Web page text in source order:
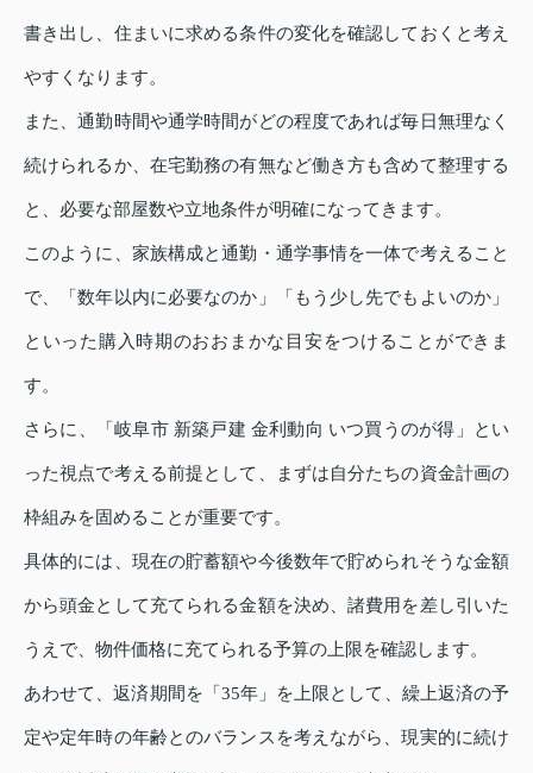
書き出し、住まいに求める条件の変化を確認しておくと考え
やすくなります。
また、通勤時間や通学時間がどの程度であれば毎日無理なく
続けられるか、在宅勤務の有無など働き方も含めて整理する
と、必要な部屋数や立地条件が明確になってきます。
このように、家族構成と通勤・通学事情を一体で考えること
で、「数年以内に必要なのか」「もう少し先でもよいのか」
といった購入時期のおおまかな目安をつけることができま
す。
さらに、「岐阜市 新築戸建 金利動向 いつ買うのが得」とい
った視点で考える前提として、まずは自分たちの資金計画の
枠組みを固めることが重要です。
具体的には、現在の貯蓄額や今後数年で貯められそうな金額
から頭金として充てられる金額を決め、諸費用を差し引いた
うえで、物件価格に充てられる予算の上限を確認します。
あわせて、返済期間を「35年」を上限として、繰上返済の予
定や定年時の年齢とのバランスを考えながら、現実的に続け